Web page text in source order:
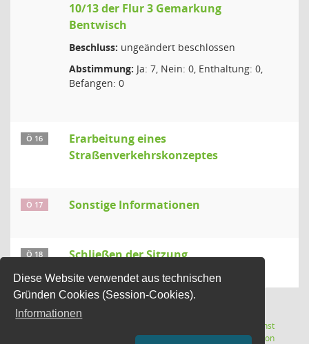
Diese Website verwendet aus technischen
Gründen Cookies (Session-Cookies).
Informationen
10/13 der Flur 3 Gemarkung
Bentwisch
Beschluss: ungeändert beschlossen
Abstimmung: Ja: 7, Nein: 0, Enthaltung: 0,
Befangen: 0
Ö 16
Erarbeitung eines
Straßenverkehrskonzeptes
Ö 17 Sonstige Informationen
Ö 18 Schließen der Sitzung
Sitzungsdienst
Session(Wird in